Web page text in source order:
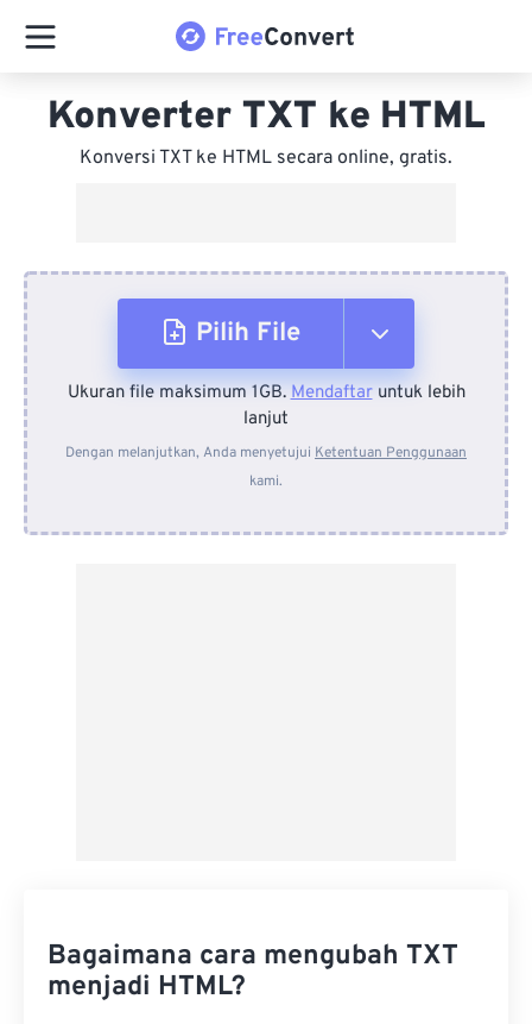
Konverter TXT ke HTML
Konversi TXT ke HTML secara online, gratis.
Pilih File
Dari Perangkat
Dari Dropbox
Ukuran file maksimum 1GB.Mendaftaruntuk lebih
lanjut
Dengan melanjutkan, Anda menyetujui Ketentuan Penggunaan
kami.
Bagaimana cara mengubah TXT
menjadi HTML?